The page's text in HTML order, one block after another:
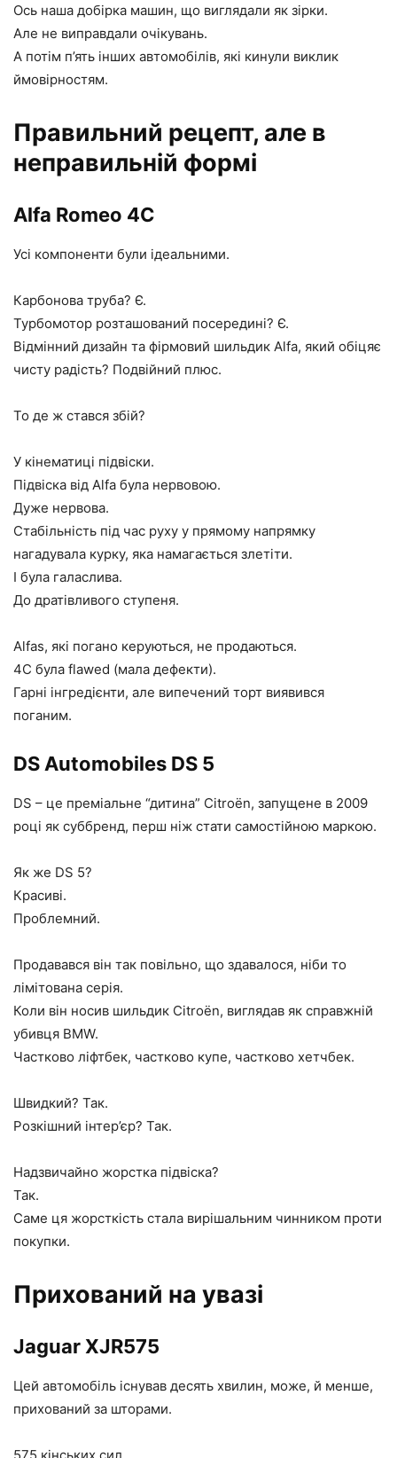
Ось наша добірка машин, що виглядали як зірки.
Але не виправдали очікувань.
А потім п’ять інших автомобілів, які кинули виклик
ймовірностям.
Правильний рецепт, але в
неправильній формі
Alfa Romeo 4C
Усі компоненти були ідеальними.
Карбонова труба? Є.
Турбомотор розташований посередині? Є.
Відмінний дизайн та фірмовий шильдик Alfa, який обіцяє
чисту радість? Подвійний плюс.
То де ж стався збій?
У кінематиці підвіски.
Підвіска від Alfa була нервовою.
Дуже нервова.
Стабільність під час руху у прямому напрямку
нагадувала курку, яка намагається злетіти.
І була галаслива.
До дратівливого ступеня.
Alfas, які погано керуються, не продаються.
4C була flawed (мала дефекти).
Гарні інгредієнти, але випечений торт виявився
поганим.
DS Automobiles DS 5
DS – це преміальне “дитина” Citroën, запущене в 2009
році як суббренд, перш ніж стати самостійною маркою.
Як же DS 5?
Красиві.
Проблемний.
Продавався він так повільно, що здавалося, ніби то
лімітована серія.
Коли він носив шильдик Citroën, виглядав як справжній
убивця BMW.
Частково ліфтбек, частково купе, частково хетчбек.
Швидкий? Так.
Розкішний інтер’єр? Так.
Надзвичайно жорстка підвіска?
Так.
Саме ця жорсткість стала вирішальним чинником проти
покупки.
Прихований на увазі
Jaguar XJR575
Цей автомобіль існував десять хвилин, може, й менше,
прихований за шторами.